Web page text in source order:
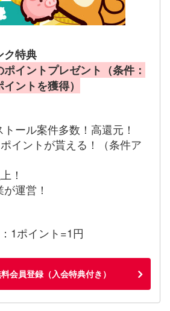
ク特典
イントプレゼント（条件：
ントを獲得）
ール案件多数！高還元！
イントが貰える！（条件ア
！
運営！
1ポイント=1円
会員登録（入会特典付き）